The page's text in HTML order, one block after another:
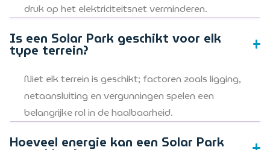
druk op het elektriciteitsnet verminderen.
Is een Solar Park geschikt voor elk
type terrein?
Niet elk terrein is geschikt; factoren zoals ligging,
netaansluiting en vergunningen spelen een
belangrijke rol in de haalbaarheid.
Hoeveel energie kan een Solar Park